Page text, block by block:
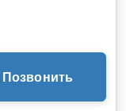
Позвонить